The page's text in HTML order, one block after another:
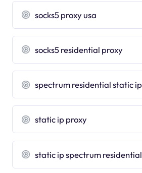
socks5 proxy usa
socks5 residential proxy
spectrum residential static ip
static ip proxy
static ip spectrum residential